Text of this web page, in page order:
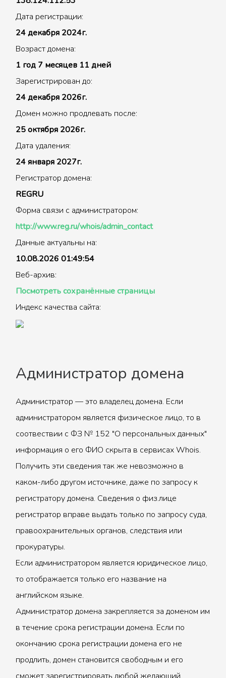
Дата регистрации:
24 декабря 2024г.
Возраст домена:
1 год 7 месяцев 11 дней
Зарегистрирован до:
24 декабря 2026г.
Домен можно продлевать после:
25 октября 2026г.
Дата удаления:
24 января 2027г.
Регистратор домена:
REGRU
Форма связи с администратором:
http://www.reg.ru/whois/admin_contact
Данные актуальны на:
10.08.2026 01:49:54
Веб-архив:
Посмотреть сохранённые страницы
Индекс качества сайта:
Администратор домена
Администратор — это владелец домена. Если
администратором является физическое лицо, то в
соотвествии с ФЗ № 152 "О персональных данных"
информация о его ФИО скрыта в сервисах Whois.
Получить эти сведения так же невозможно в
каком-либо другом источнике, даже по запросу к
регистратору домена. Сведения о физ.лице
регистратор вправе выдать только по запросу суда,
правоохранительных органов, следствия или
прокуратуры.
Если администратором является юридическое лицо,
то отображается только его название на
английском языке.
Администратор домена закрепляется за доменом им
в течение срока регистрации домена. Если по
окончанию срока регистрации домена его не
продлить, домен становится свободным и его